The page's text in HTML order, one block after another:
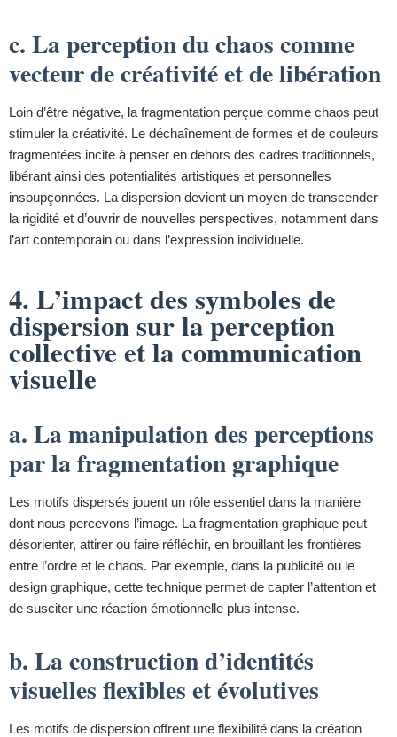
c. La perception du chaos comme
vecteur de créativité et de libération
Loin d’être négative, la fragmentation perçue comme chaos peut
stimuler la créativité. Le déchaînement de formes et de couleurs
fragmentées incite à penser en dehors des cadres traditionnels,
libérant ainsi des potentialités artistiques et personnelles
insoupçonnées. La dispersion devient un moyen de transcender
la rigidité et d’ouvrir de nouvelles perspectives, notamment dans
l’art contemporain ou dans l’expression individuelle.
4. L’impact des symboles de
dispersion sur la perception
collective et la communication
visuelle
a. La manipulation des perceptions
par la fragmentation graphique
Les motifs dispersés jouent un rôle essentiel dans la manière
dont nous percevons l’image. La fragmentation graphique peut
désorienter, attirer ou faire réfléchir, en brouillant les frontières
entre l’ordre et le chaos. Par exemple, dans la publicité ou le
design graphique, cette technique permet de capter l’attention et
de susciter une réaction émotionnelle plus intense.
b. La construction d’identités
visuelles flexibles et évolutives
Les motifs de dispersion offrent une flexibilité dans la création